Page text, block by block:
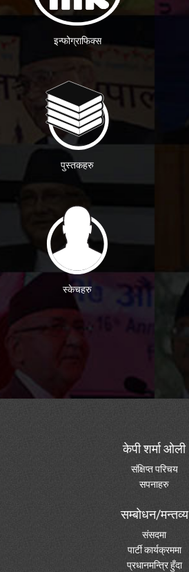
इन्फोग्राफिक्स
पुस्तकहरु
स्केचहरु
केपी शर्मा ओली
संक्षिप्त परिचय
सपनाहरु
सम्बोधन/मन्तव्य
संसदमा
पार्टी कार्यक्रममा
प्रधानमन्त्रि हुँदा